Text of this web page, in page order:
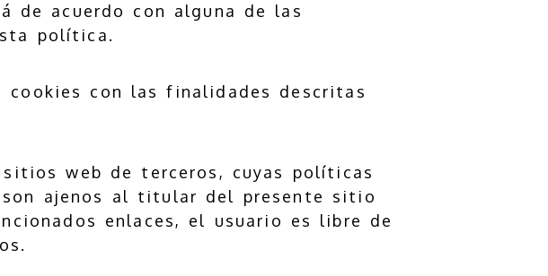
de acuerdo con alguna de las
política.
con las finalidades descritas
web de terceros, cuyas políticas
ajenos al titular del presente sitio
enlaces, el usuario es libre de